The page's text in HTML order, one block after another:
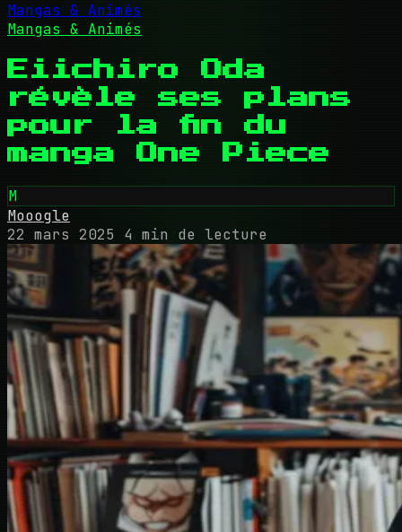
Mangas & Animés
Mangas & Animés
Eiichiro Oda
révèle ses plans
pour la fin du
manga One Piece
M
Mooogle
22 mars 2025
4 min de lecture